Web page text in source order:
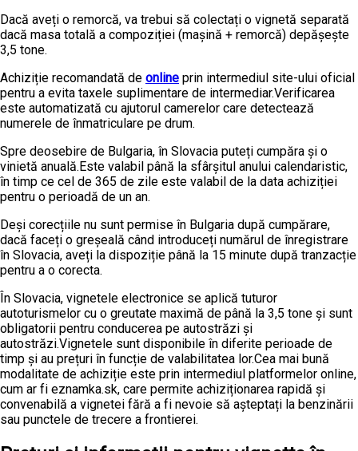
Dacă aveți o remorcă, va trebui să colectați o vignetă separată
dacă masa totală a compoziției (mașină + remorcă) depășește
3,5 tone.
Achiziție recomandată de online prin intermediul site-ului oficial
pentru a evita taxele suplimentare de intermediar.Verificarea
este automatizată cu ajutorul camerelor care detectează
numerele de înmatriculare pe drum.
Spre deosebire de Bulgaria, în Slovacia puteți cumpăra și o
vinietă anuală.Este valabil până la sfârșitul anului calendaristic,
în timp ce cel de 365 de zile este valabil de la data achiziției
pentru o perioadă de un an.
Deși corecțiile nu sunt permise în Bulgaria după cumpărare,
dacă faceți o greșeală când introduceți numărul de înregistrare
în Slovacia, aveți la dispoziție până la 15 minute după tranzacție
pentru a o corecta.
În Slovacia, vignetele electronice se aplică tuturor
autoturismelor cu o greutate maximă de până la 3,5 tone și sunt
obligatorii pentru conducerea pe autostrăzi și
autostrăzi.Vignetele sunt disponibile în diferite perioade de
timp și au prețuri în funcție de valabilitatea lor.Cea mai bună
modalitate de achiziție este prin intermediul platformelor online,
cum ar fi eznamka.sk, care permite achiziționarea rapidă și
convenabilă a vignetei fără a fi nevoie să așteptați la benzinării
sau punctele de trecere a frontierei.